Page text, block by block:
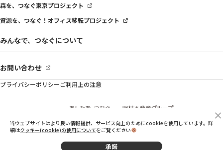
当ウェブサイトはより良い情報提供、サービス向上のためにcookieを使用しています。詳
細はクッキー(cookie)の使用についてをご覧ください
承諾
森を、つなぐ東京プロジェクト
資源を、つなぐ！ オフィス移転プロジェクト
みんなで、つなぐについて
お問い合わせ
プライバシーポリシーご利用上の注意